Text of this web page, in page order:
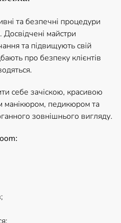
та безпечні процедури
Досвідчені майстри
та підвищують свій
про безпеку клієнтів
себе зачіскою, красивою
манікюром, педикюром та
зовнішнього вигляду.